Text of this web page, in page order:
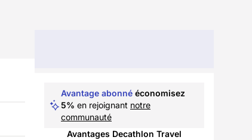
Avantage abonné économisez
5% en rejoignant notre
communauté
Avantages Decathlon Travel